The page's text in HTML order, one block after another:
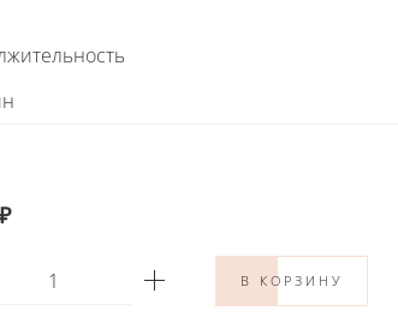
В КОРЗИНУ